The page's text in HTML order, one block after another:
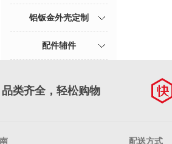
铝钣金外壳定制
配件辅件
品类齐全，轻松购物
配送方式